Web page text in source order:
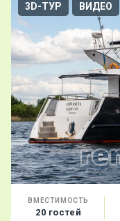
3D-ТУР ВИДЕО
ВМЕСТИМОСТЬ
20 гостей